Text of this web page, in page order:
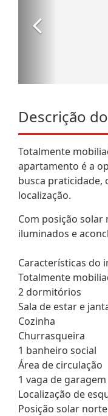
Descrição do
Totalmente
apartamento é a
busca praticidade,
localização.
Com posição
iluminados e
Características do
Totalmente
2 dormitórios
Sala de estar e
Cozinha
Churrasqueira
1 banheiro social
Área de circulação
1 vaga de garagem
Localização de
Posição solar norte